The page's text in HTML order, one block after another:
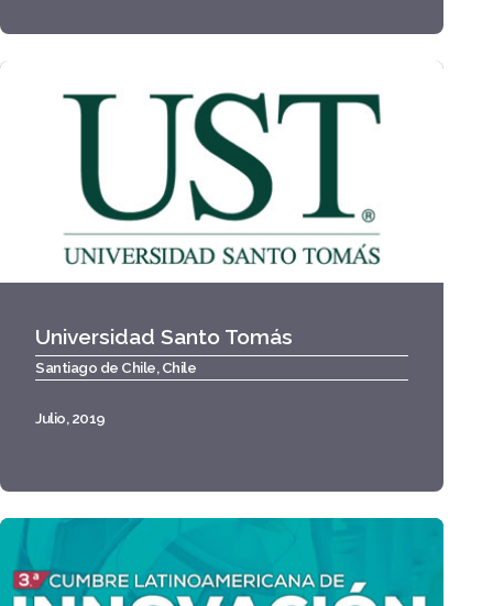
Universidad Santo Tomás
Santiago de Chile, Chile
Julio, 2019